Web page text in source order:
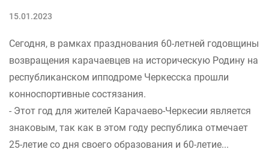
15.01.2023
Сегодня, в рамках празднования 60-летней годовщины
возвращения карачаевцев на историческую Родину на
республиканском ипподроме Черкесска прошли
конноспортивные состязания.
- Этот год для жителей Карачаево-Черкесии является
знаковым, так как в этом году республика отмечает
25-летие со дня своего образования и 60-летие...